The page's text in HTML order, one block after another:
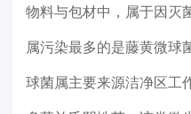
物料与包材中，属于因灭
属污染最多的是藤黄微球
球菌属主要来源洁净区工